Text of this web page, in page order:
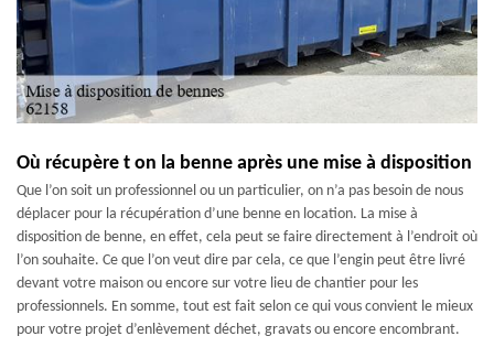
Où récupère t on la benne après une mise à disposition
Que l’on soit un professionnel ou un particulier, on n’a pas besoin de nous
déplacer pour la récupération d’une benne en location. La mise à
disposition de benne, en effet, cela peut se faire directement à l’endroit où
l’on souhaite. Ce que l’on veut dire par cela, ce que l’engin peut être livré
devant votre maison ou encore sur votre lieu de chantier pour les
professionnels. En somme, tout est fait selon ce qui vous convient le mieux
pour votre projet d’enlèvement déchet, gravats ou encore encombrant.